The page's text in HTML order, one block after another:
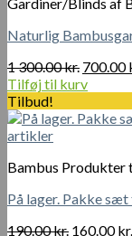
Naturlig
1 300.00kr. Den
var:
700.00
Tilføj til kurv
Tilbud!
Bambus Produkter
På lager. Pakke
190.00kr. Den
160.00kr.